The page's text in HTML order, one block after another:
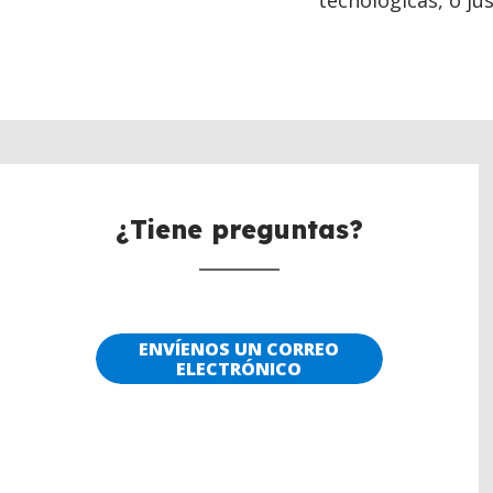
¿Tiene preguntas?
ENVÍENOS UN CORREO
ELECTRÓNICO